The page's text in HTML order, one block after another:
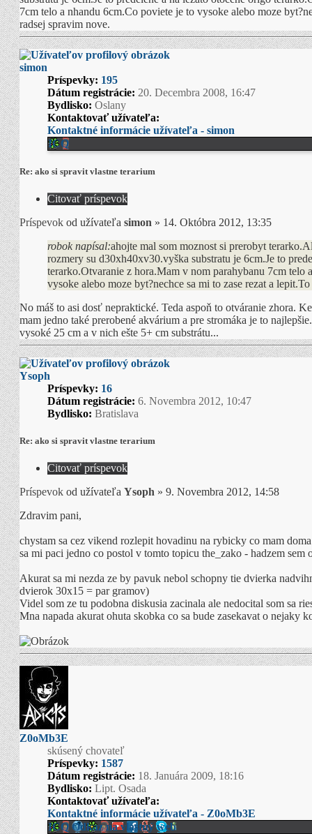
7cm telo a nhandu 6cm.Co poviete je to vysoke alebo moze
radsej spravim nove.
simon
Príspevky: 195
Dátum registrácie: 20. Decembra 2008, 16:47
Bydlisko: Oslany
Kontaktovať užívateľa:
Kontaktné informácie užívateľa - simon
ICQ
Re: ako si spravit vlastne terarium
Citovať príspevok
Príspevok od užívateľa simon » 14. Októbra 2012, 13:35
robok napísal:ahojte mal som moznost si prerobyt
rozmery su d30xh40xv30.vyška substratu je 6cm.Je to
terarko.Otvaranie z hora.Mam v nom parahybanu 7cm telo
vysoke alebo moze byt?nechce sa mi to zase rezat a
No máš to asi dosť nepraktické. Teda aspoň to otváranie zhora.
mam jedno také prerobené akvárium a pre stromáka je to
vysoké 25 cm a v nich ešte 5+ cm substrátu...
Ysoph
Príspevky: 16
Dátum registrácie: 6. Novembra 2012, 10:47
Bydlisko: Bratislava
Re: ako si spravit vlastne terarium
Citovať príspevok
Príspevok od užívateľa Ysoph » 9. Novembra 2012, 14:58
Zdravim pani,
chystam sa cez vikend rozlepit hovadinu na rybicky co mam
sa mi paci jedno co postol v tomto topicu the_zako - hadzem sem
Akurat sa mi nezda ze by pavuk nebol schopny tie dvierka
dvierok 30x15 = par gramov)
Videl som ze tu podobna diskusia zacinala ale nedocital som sa
Mna napada akurat ohuta skobka co sa bude zasekavat o nejaky
Z0oMb3E
skúsený chovateľ
Príspevky: 1587
Dátum registrácie: 18. Januára 2009, 18:16
Bydlisko: Lipt. Osada
Kontaktovať užívateľa:
Kontaktné informácie užívateľa - Z0oMb3E
ICQ Odkaz na vlastný web